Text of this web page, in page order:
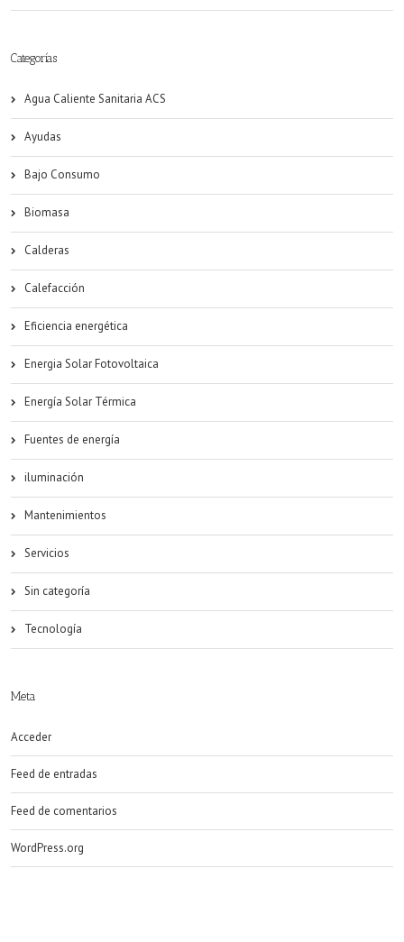
Categorías
Agua Caliente Sanitaria ACS
Ayudas
Bajo Consumo
Biomasa
Calderas
Calefacción
Eficiencia energética
Energia Solar Fotovoltaica
Energía Solar Térmica
Fuentes de energía
iluminación
Mantenimientos
Servicios
Sin categoría
Tecnología
Meta
Acceder
Feed de entradas
Feed de comentarios
WordPress.org